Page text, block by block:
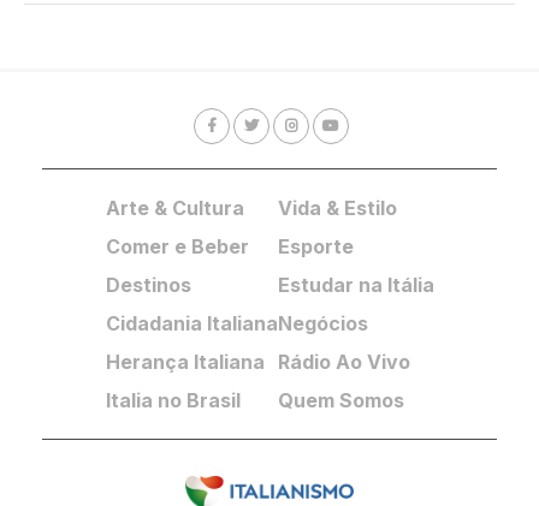
Arte & Cultura
Comer e Beber
Destinos
Cidadania Italiana
Herança Italiana
Italia no Brasil
Vida & Estilo
Esporte
Estudar na Itália
Negócios
Rádio Ao Vivo
Quem Somos